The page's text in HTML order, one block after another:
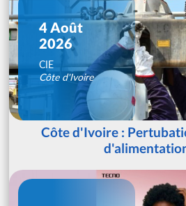
4 Août
2026
CIE
Côte d'Ivoire
Côte d'Ivoire :